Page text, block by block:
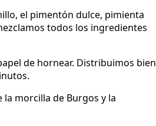
el pimentón dulce, pimienta
todos los ingredientes
de hornear. Distribuimos bien
morcilla de Burgos y la